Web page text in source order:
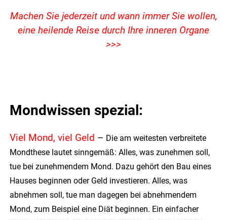
Machen Sie jederzeit und wann immer Sie wollen,
eine heilende Reise durch Ihre inneren Organe
>>>
Mondwissen spezial:
Viel Mond, viel Geld – Die am weitesten verbreitete
Mondthese lautet sinngemäß: Alles, was zunehmen soll,
tue bei zunehmendem Mond. Dazu gehört den Bau eines
Hauses beginnen oder Geld investieren. Alles, was
abnehmen soll, tue man dagegen bei abnehmendem
Mond, zum Beispiel eine Diät beginnen. Ein einfacher